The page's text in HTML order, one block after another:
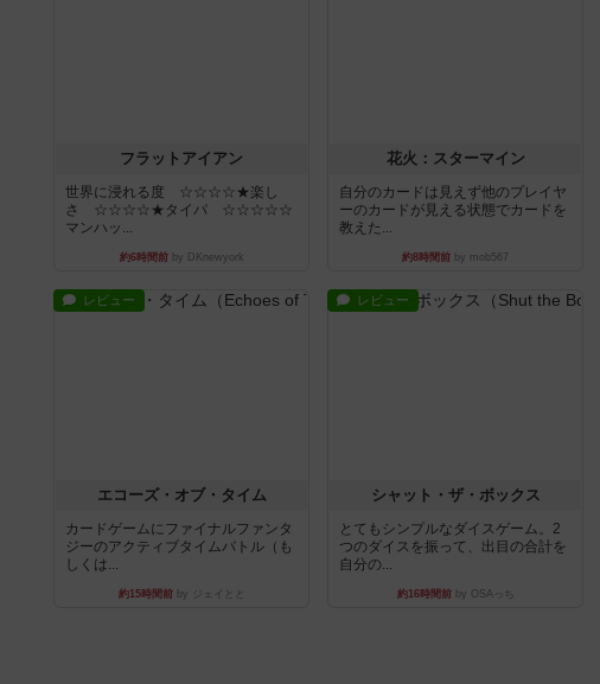
フラットアイアン
世界に浸れる度 ☆☆☆☆★楽し
さ ☆☆☆☆★タイパ ☆☆☆☆☆
マンハッ...
約6時間前by DKnewyork
花火：スターマイン
自分のカードは見えず他のプレイヤ
ーのカードが見える状態でカードを
教えた...
約8時間前 by mob567
レビュー
エコーズ・オブ・タイム
カードゲームにファイナルファンタ
ジーのアクティブタイムバトル（も
しくは...
約15時間前by ジェイとと
レビュー
シャット・ザ・ボックス
とてもシンプルなダイスゲーム。2
つのダイスを振って、出目の合計を
自分の...
約16時間前by OSAっち